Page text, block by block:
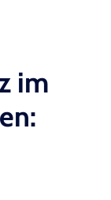
im